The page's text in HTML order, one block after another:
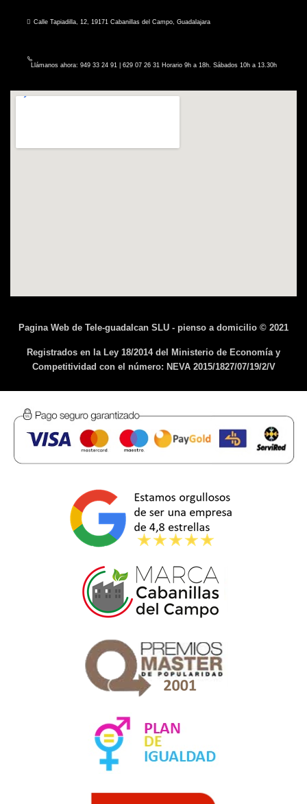
Calle Tapiadilla, 12, 19171 Cabanillas del Campo, Guadalajara
Llámanos ahora: 949 33 24 91 | 629 07 26 31 Horario 9h a 18h. Sábados 10h a 13.30h
Pagina Web de Tele-guadalcan SLU - pienso a domicilio © 2021
Registrados en la Ley 18/2014 del Ministerio de Economía y
Competitividad con el número: NEVA 2015/1827/07/19/2/V